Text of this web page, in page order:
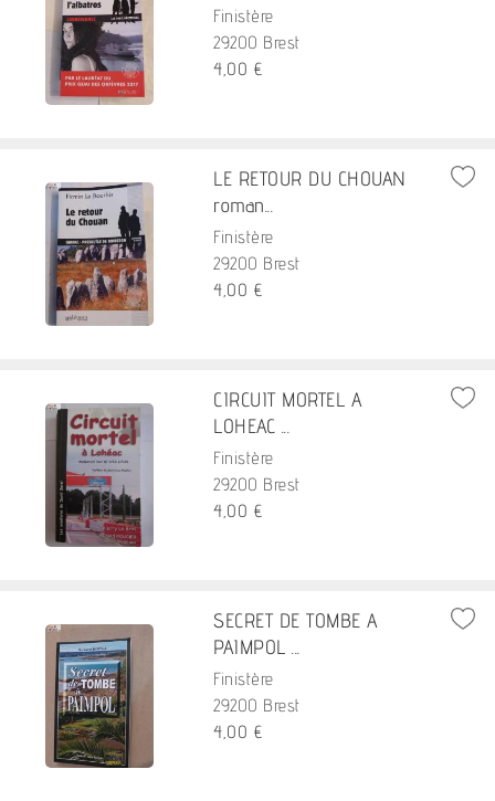
Finistère
29200 Brest
4,00 €
LE RETOUR DU CHOUAN
roman...
Finistère
29200 Brest
4,00 €
CIRCUIT MORTEL A
LOHEAC ...
Finistère
29200 Brest
4,00 €
SECRET DE TOMBE A
PAIMPOL ...
Finistère
29200 Brest
4,00 €